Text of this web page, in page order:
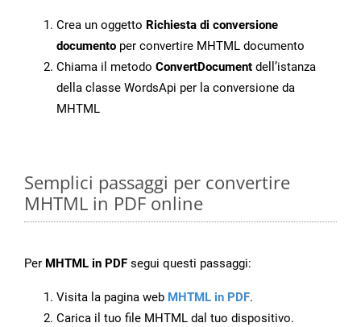
Crea un oggetto Richiesta di conversione
documento per convertire MHTML documento
Chiama il metodo ConvertDocument dell’istanza
della classe WordsApi per la conversione da
MHTML
Semplici passaggi per convertire
MHTML in PDF online
Per MHTML in PDF segui questi passaggi:
Visita la pagina web MHTML in PDF.
Carica il tuo file MHTML dal tuo dispositivo.